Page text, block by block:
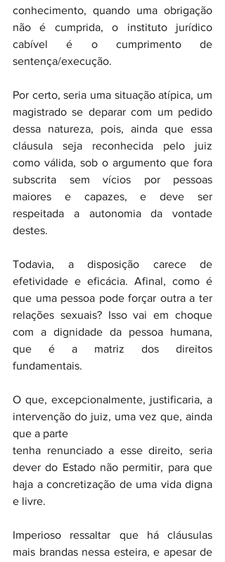
conhecimento, quando uma obrigação
não é cumprida, o instituto jurídico
cabível é o cumprimento de
sentença/execução.
Por certo, seria uma situação atípica, um
magistrado se deparar com um pedido
dessa natureza, pois, ainda que essa
cláusula seja reconhecida pelo juiz
como válida, sob o argumento que fora
subscrita sem vícios por pessoas
maiores e capazes, e deve ser
respeitada a autonomia da vontade
destes.
Todavia, a disposição carece de
efetividade e eficácia. Afinal, como é
que uma pessoa pode forçar outra a ter
relações sexuais? Isso vai em choque
com a dignidade da pessoa humana,
que é a matriz dos direitos
fundamentais.
O que, excepcionalmente, justificaria, a
intervenção do juiz, uma vez que, ainda
que a parte
tenha renunciado a esse direito, seria
dever do Estado não permitir, para que
haja a concretização de uma vida digna
e livre.
Imperioso ressaltar que há cláusulas
mais brandas nessa esteira, e apesar de